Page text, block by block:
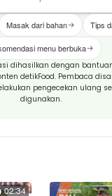
Masak dari bahan Tips
menu berbuka
dihasilkan dengan
detikFood. Pembaca
pengecekan ulang
digunakan.
02:34